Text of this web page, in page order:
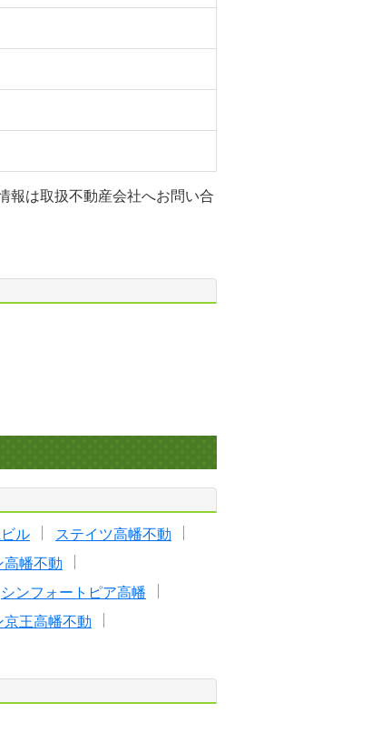
報は取扱不動産会社へお問い合
ル
ステイツ高幡不動
高幡不動
シンフォートピア高幡
京王高幡不動